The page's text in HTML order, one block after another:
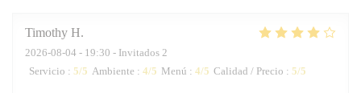
Timothy H
2026-08-04 - 19:30 - Invitados 2
Servicio : 5/5 Ambiente : 4/5 Menú : 4/5 Calidad / Precio : 5/5